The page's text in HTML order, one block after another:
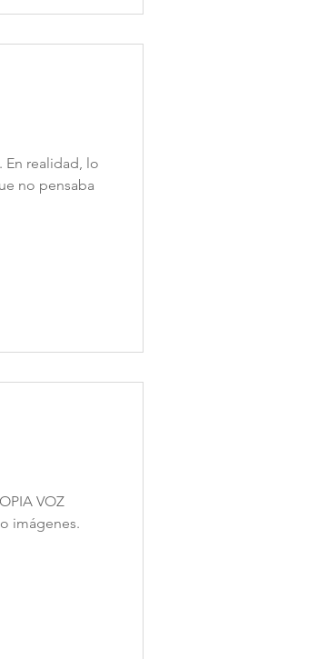
En realidad, lo
no pensaba
VOZ
imágenes.